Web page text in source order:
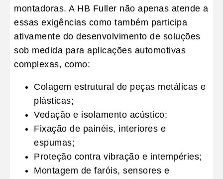
montadoras. A HB Fuller não apenas atende a
essas exigências como também participa
ativamente do desenvolvimento de soluções
sob medida para aplicações automotivas
complexas, como:
Colagem estrutural de peças metálicas e
plásticas;
Vedação e isolamento acústico;
Fixação de painéis, interiores e
espumas;
Proteção contra vibração e intempéries;
Montagem de faróis, sensores e